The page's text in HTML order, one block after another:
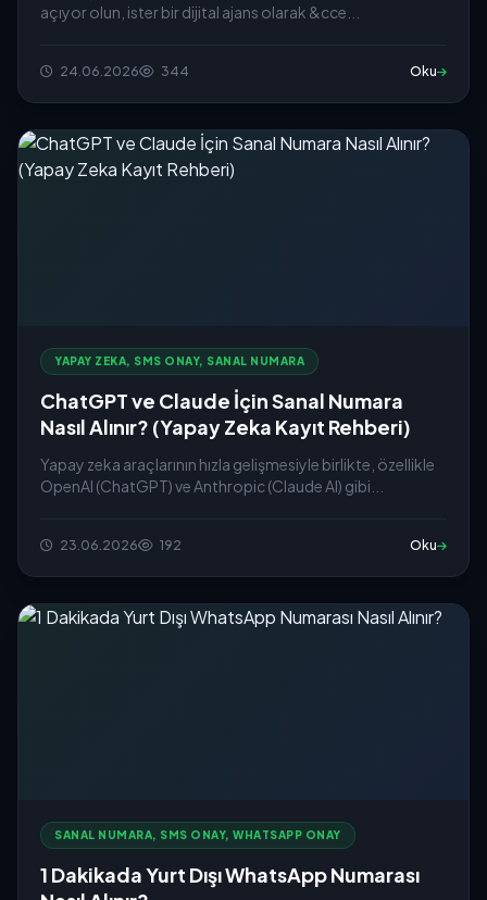
açıyor olun, ister bir dijital ajans olarak &cce...
24.06.2026 344 Oku
YAPAY ZEKA, SMS ONAY, SANAL NUMARA
ChatGPT ve Claude İçin Sanal Numara
Nasıl Alınır? (Yapay Zeka Kayıt Rehberi)
Yapay zeka araçlarının hızla gelişmesiyle birlikte, özellikle
OpenAI (ChatGPT) ve Anthropic (Claude AI) gibi...
23.06.2026 192 Oku
SANAL NUMARA, SMS ONAY, WHATSAPP ONAY
1 Dakikada Yurt Dışı WhatsApp Numarası